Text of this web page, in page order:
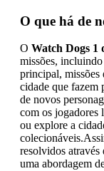
O que há de
O Watch Dogs 1
missões,
principal, missões
cidade que fazem
de novos
com os jogadores
ou explore a
resolvidos através
uma abordagem